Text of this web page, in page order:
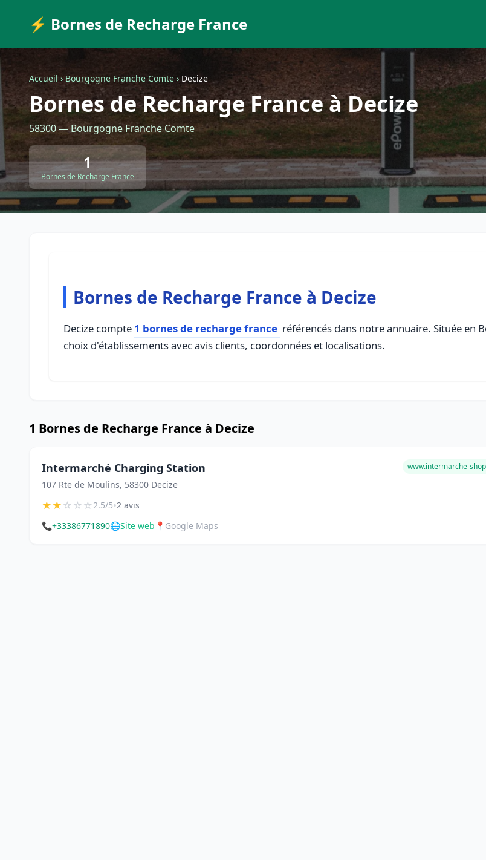
⚡ Bornes de Recharge France
Accueil › Bourgogne Franche Comte › Decize
Bornes de Recharge France à Decize
58300 — Bourgogne Franche Comte
1
Bornes de Recharge France
Bornes de Recharge France à Decize
Decize compte 1 bornes de recharge france référencés dans notre annuaire. Située en
choix d'établissements avec avis clients, coordonnées et localisations.
1 Bornes de Recharge France à Decize
Intermarché Charging Station
107 Rte de Moulins, 58300 Decize
www.intermarche-
★★☆☆☆2.5/5•2 avis
📞+33386771890🌐Site web 📍 Google Maps